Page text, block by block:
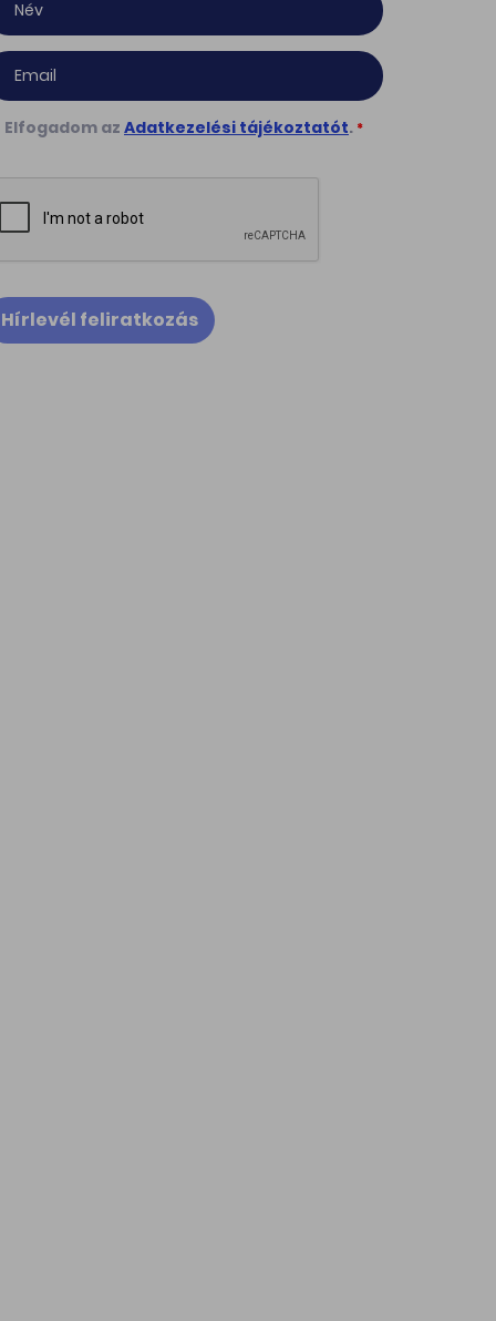
Elfogadom az Adatkezelési tájékoztatót. *
Hírlevél feliratkozás